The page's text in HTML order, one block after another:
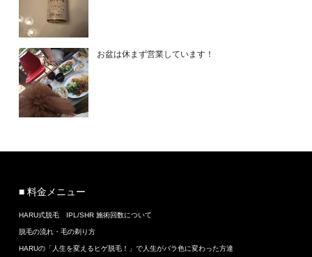
お盆は休まず営業しています！
■ 料金メニュー
HARU式脱毛 IPL/SHR 施術回数について
脱毛の流れ・毛の剃り方
HARUの「人生を変えるヒゲ脱毛！」で人生がバラ色に変わった方達